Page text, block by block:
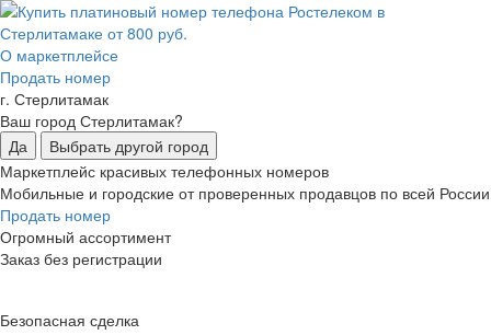
О маркетплейсе
Продать номер
г. Стерлитамак
Ваш город Стерлитамак?
Да
Выбрать другой город
Маркетплейс красивых телефонных номеров
Мобильные и городские от проверенных продавцов по всей России
Продать номер
Огромный ассортимент
Заказ без регистрации
Безопасная сделка